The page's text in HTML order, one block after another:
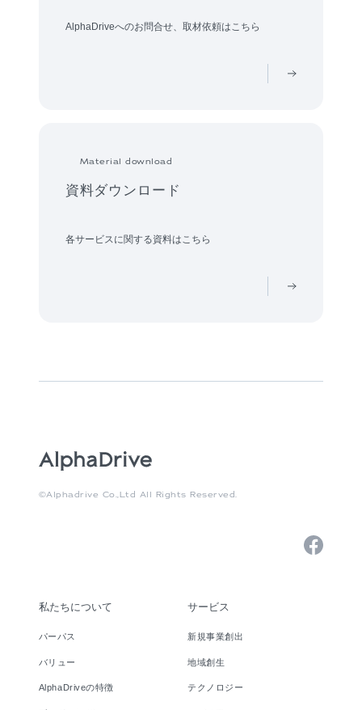
AlphaDriveへのお問合せ、取材依頼はこちら
Material download
資料ダウンロード
各サービスに関する資料はこちら
©Alphadrive Co.,Ltd All Rights Reserved.
私たちについて
パーパス
バリュー
AlphaDriveの特徴
サービス
新規事業創出
地域創生
テクノロジー